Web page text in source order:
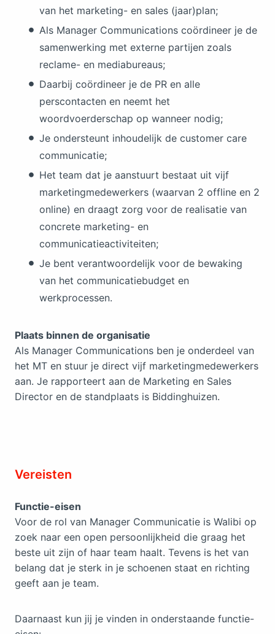
van het marketing- en sales (jaar)plan;
Als Manager Communications coördineer je de
samenwerking met externe partijen zoals
reclame- en mediabureaus;
Daarbij coördineer je de PR en alle
perscontacten en neemt het
woordvoerderschap op wanneer nodig;
Je ondersteunt inhoudelijk de customer care
communicatie;
Het team dat je aanstuurt bestaat uit vijf
marketingmedewerkers (waarvan 2 offline en 2
online) en draagt zorg voor de realisatie van
concrete marketing- en
communicatieactiviteiten;
Je bent verantwoordelijk voor de bewaking
van het communicatiebudget en
werkprocessen.
Plaats binnen de organisatie
Als Manager Communications ben je onderdeel van
het MT en stuur je direct vijf marketingmedewerkers
aan. Je rapporteert aan de Marketing en Sales
Director en de standplaats is Biddinghuizen.
Vereisten
Functie-eisen
Voor de rol van Manager Communicatie is Walibi op
zoek naar een open persoonlijkheid die graag het
beste uit zijn of haar team haalt. Tevens is het van
belang dat je sterk in je schoenen staat en richting
geeft aan je team.
Daarnaast kun jij je vinden in onderstaande functie-